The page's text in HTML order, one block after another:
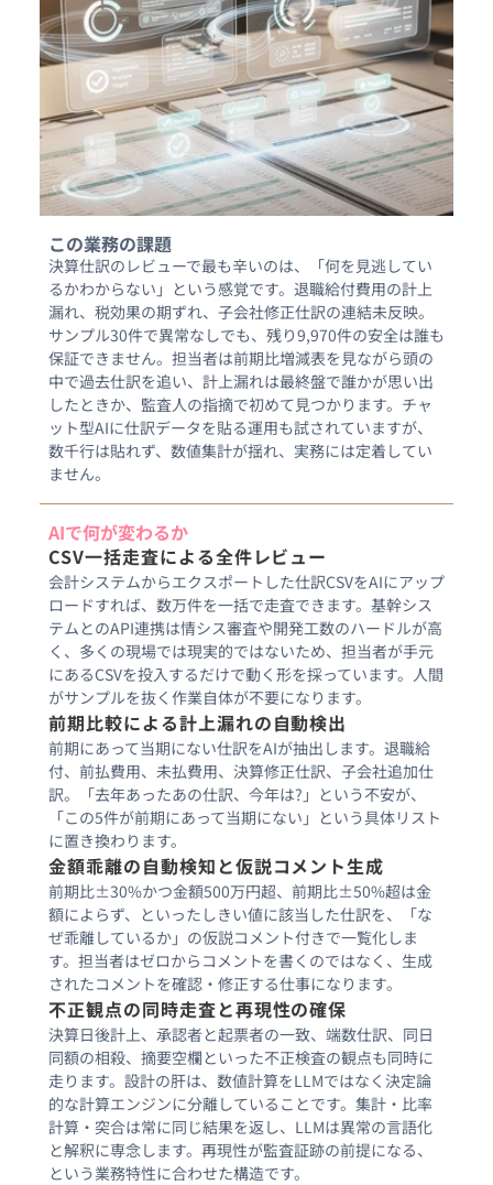
この業務の課題
決算仕訳のレビューで最も辛いのは、「何を見逃してい
るかわからない」という感覚です。退職給付費用の計上
漏れ、税効果の期ずれ、子会社修正仕訳の連結未反映。
サンプル30件で異常なしでも、残り9,970件の安全は誰も
保証できません。担当者は前期比増減表を見ながら頭の
中で過去仕訳を追い、計上漏れは最終盤で誰かが思い出
したときか、監査人の指摘で初めて見つかります。チャ
ット型AIに仕訳データを貼る運用も試されていますが、
数千行は貼れず、数値集計が揺れ、実務には定着してい
ません。
AIで何が変わるか
CSV一括走査による全件レビュー
会計システムからエクスポートした仕訳CSVをAIにアップ
ロードすれば、数万件を一括で走査できます。基幹シス
テムとのAPI連携は情シス審査や開発工数のハードルが高
く、多くの現場では現実的ではないため、担当者が手元
にあるCSVを投入するだけで動く形を採っています。人間
がサンプルを抜く作業自体が不要になります。
前期比較による計上漏れの自動検出
前期にあって当期にない仕訳をAIが抽出します。退職給
付、前払費用、未払費用、決算修正仕訳、子会社追加仕
訳。「去年あったあの仕訳、今年は?」という不安が、
「この5件が前期にあって当期にない」という具体リスト
に置き換わります。
金額乖離の自動検知と仮説コメント生成
前期比±30%かつ金額500万円超、前期比±50%超は金
額によらず、といったしきい値に該当した仕訳を、「な
ぜ乖離しているか」の仮説コメント付きで一覧化しま
す。担当者はゼロからコメントを書くのではなく、生成
されたコメントを確認・修正する仕事になります。
不正観点の同時走査と再現性の確保
決算日後計上、承認者と起票者の一致、端数仕訳、同日
同額の相殺、摘要空欄といった不正検査の観点も同時に
走ります。設計の肝は、数値計算をLLMではなく決定論
的な計算エンジンに分離していることです。集計・比率
計算・突合は常に同じ結果を返し、LLMは異常の言語化
と解釈に専念します。再現性が監査証跡の前提になる、
という業務特性に合わせた構造です。